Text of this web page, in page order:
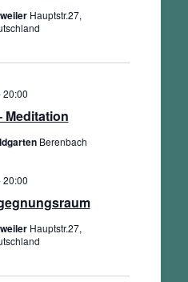
Hauptstr.27,
Meditation
20:00
Berenbach
20:00
Hauptstr.27,